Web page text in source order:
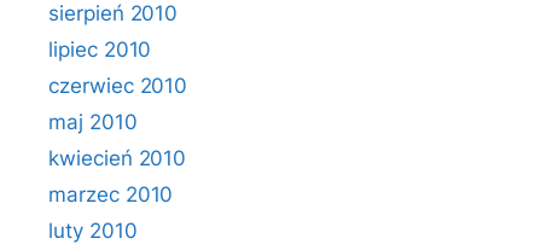
sierpień 2010
lipiec 2010
czerwiec 2010
maj 2010
kwiecień 2010
marzec 2010
luty 2010